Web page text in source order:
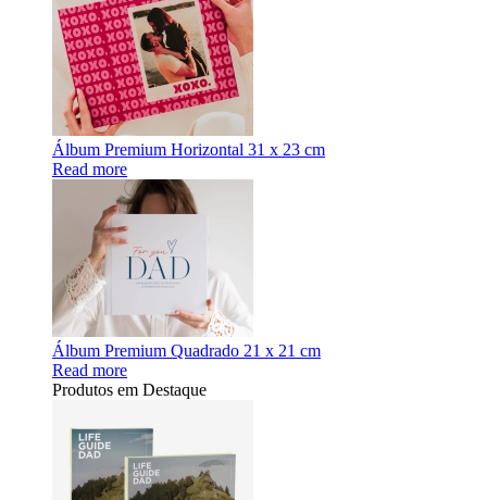
Álbum Premium Horizontal 31 x 23 cm
Read more
Álbum Premium Quadrado 21 x 21 cm
Read more
Produtos em Destaque